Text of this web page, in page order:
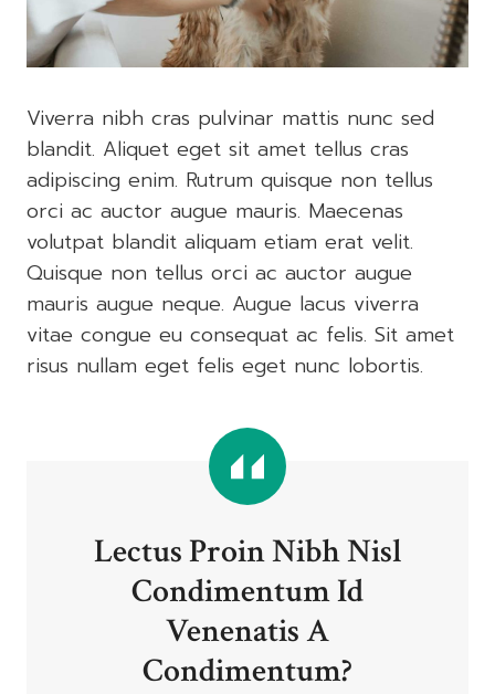
Viverra nibh cras pulvinar mattis nunc sed
blandit. Aliquet eget sit amet tellus cras
adipiscing enim. Rutrum quisque non tellus
orci ac auctor augue mauris. Maecenas
volutpat blandit aliquam etiam erat velit.
Quisque non tellus orci ac auctor augue
mauris augue neque. Augue lacus viverra
vitae congue eu consequat ac felis. Sit amet
risus nullam eget felis eget nunc lobortis.
Lectus Proin Nibh Nisl
Condimentum Id
Venenatis A
Condimentum?